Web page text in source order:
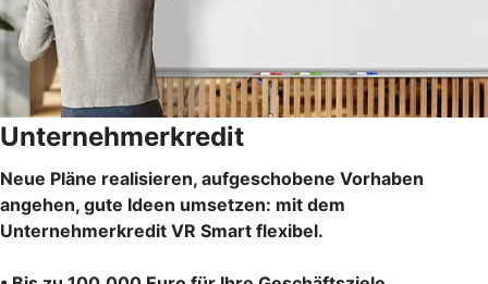
Unternehmerkredit
Neue Pläne realisieren, aufgeschobene Vorhaben
angehen, gute Ideen umsetzen: mit dem
Unternehmerkredit VR Smart flexibel.